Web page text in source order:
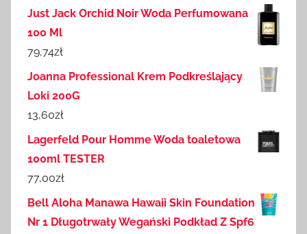
Just Jack Orchid Noir Woda Perfumowana
100 Ml
79,74zł
Joanna Professional Krem Podkreślający
Loki 200G
13,60zł
Lagerfeld Pour Homme Woda toaletowa
100ml TESTER
77,00zł
Bell Aloha Manawa Hawaii Skin Foundation
Nr 1 Długotrwały Wegański Podkład Z Spf6